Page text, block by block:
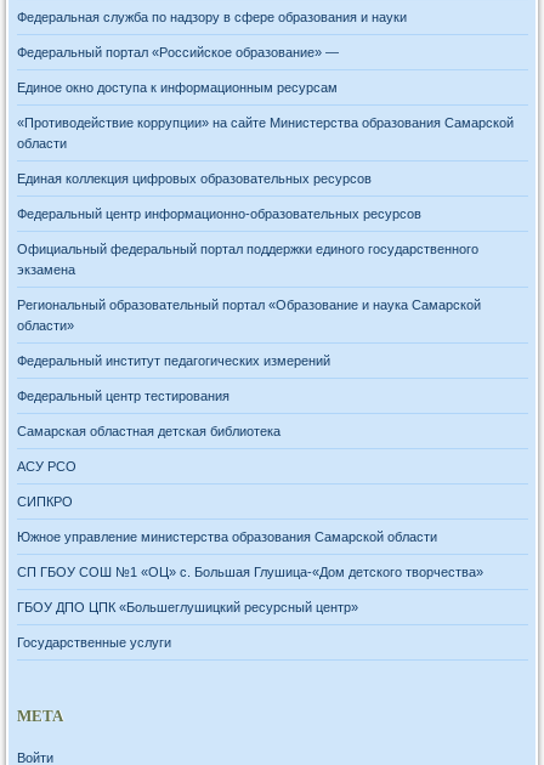
Федеральная служба по надзору в сфере образования и науки
Федеральный портал «Российское образование» —
Единое окно доступа к информационным ресурсам
«Противодействие коррупции» на сайте Министерства образования Самарской
области
Единая коллекция цифровых образовательных ресурсов
Федеральный центр информационно-образовательных ресурсов
Официальный федеральный портал поддержки единого государственного
экзамена
Региональный образовательный портал «Образование и наука Самарской
области»
Федеральный институт педагогических измерений
Федеральный центр тестирования
Самарская областная детская библиотека
АСУ РСО
СИПКРО
Южное управление министерства образования Самарской области
СП ГБОУ СОШ №1 «ОЦ» с. Большая Глушица-«Дом детского творчества»
ГБОУ ДПО ЦПК «Большеглушицкий ресурсный центр»
Государственные услуги
МЕТА
Войти